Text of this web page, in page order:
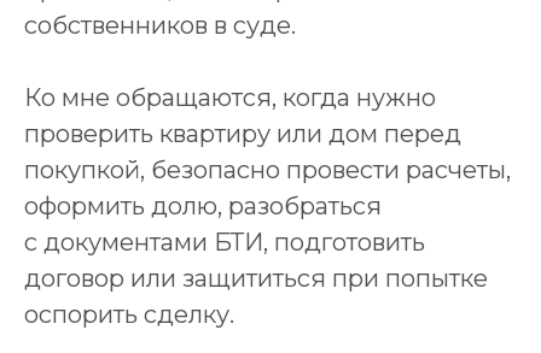
собственников в суде.
Ко мне обращаются, когда нужно
проверить квартиру или дом перед
покупкой, безопасно провести расчеты,
оформить долю, разобраться
с документами БТИ, подготовить
договор или защититься при попытке
оспорить сделку.